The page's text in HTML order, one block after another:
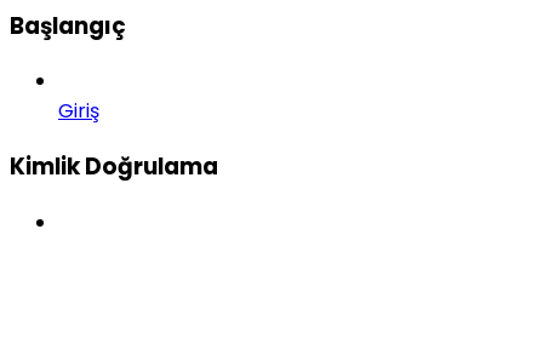
Başlangıç
Giriş
Kimlik Doğrulama